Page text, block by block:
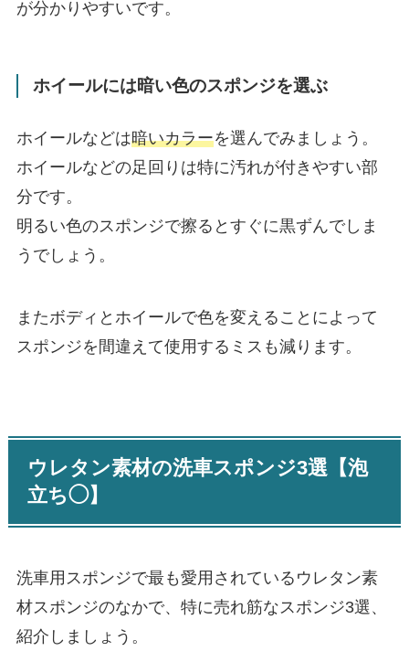
が分かりやすいです。
ホイールには暗い色のスポンジを選ぶ
ホイールなどは暗いカラーを選んでみましょう。
ホイールなどの足回りは特に汚れが付きやすい部
分です。
明るい色のスポンジで擦るとすぐに黒ずんでしま
うでしょう。
またボディとホイールで色を変えることによって
スポンジを間違えて使用するミスも減ります。
ウレタン素材の洗車スポンジ3選【泡
立ち◯】
洗車用スポンジで最も愛用されているウレタン素
材スポンジのなかで、特に売れ筋なスポンジ3選、
紹介しましょう。